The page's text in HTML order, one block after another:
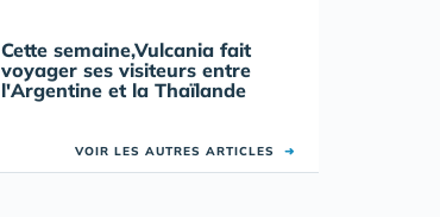
Cette semaine,Vulcania fait
voyager ses visiteurs entre
l'Argentine et la Thaïlande
VOIR LES AUTRES ARTICLES ➜